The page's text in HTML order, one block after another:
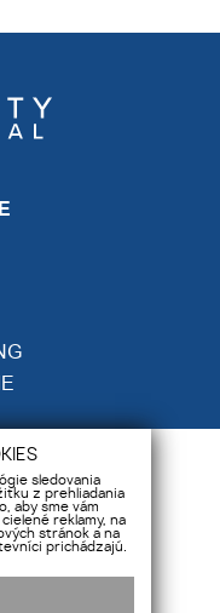
Košice
823
sledovania
z prehliadania
aby sme vám
reklamy, na
stránok a na
prichádzajú.